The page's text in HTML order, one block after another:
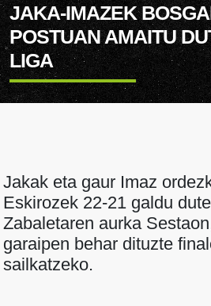
JAKA-IMAZEK
POSTUAN AMAITU
LIGA
Jakak eta gaur Imaz
Eskirozek 22-21 galdu
Zabaletaren aurka
garaipen behar dituzte
sailkatzeko.